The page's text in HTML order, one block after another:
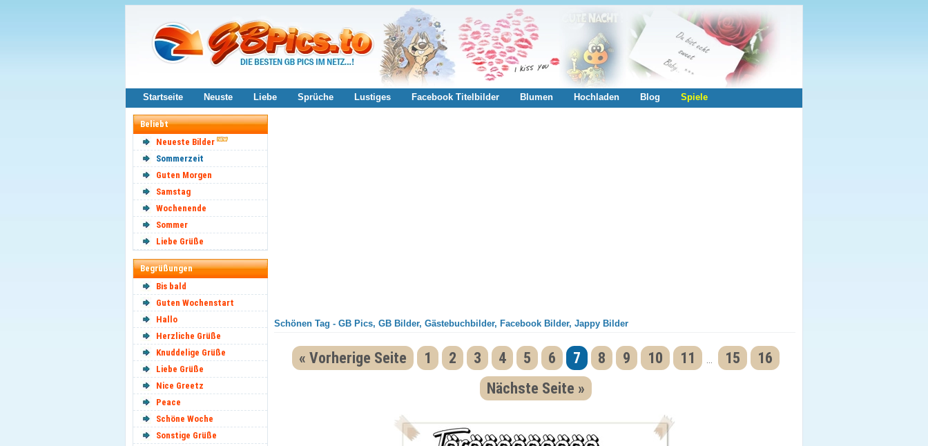
Startseite Neuste Liebe Sprüche Lustiges Facebook Titelbilder Blumen Hochladen Blog Spiele
Beliebt
Neueste Bilder
Sommerzeit
Guten Morgen
Samstag
Wochenende
Sommer
Liebe Grüße
Begrüßungen
Bis bald
Guten Wochenstart
Hallo
Herzliche Grüße
Knuddelige Grüße
Liebe Grüße
Nice Greetz
Peace
Schöne Woche
Sonstige Grüße
Schönen Tag - GB Pics, GB Bilder, Gästebuchbilder, Facebook Bilder, Jappy Bilder
« Vorherige Seite 1 2 3 4 5 6 7 8 9 10 11 15
16
Nächste Seite »